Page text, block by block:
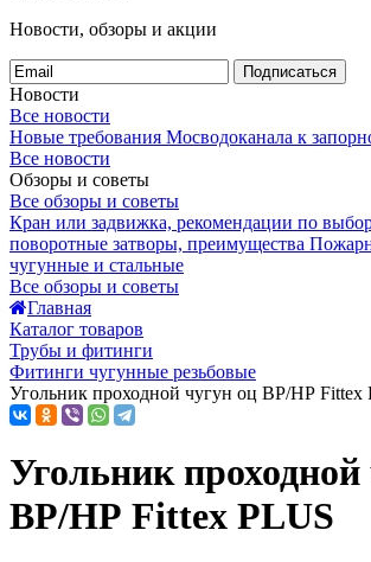
Новости, обзоры и акции
Подписаться
Новости
Все новости
Новые требования Мосводоканала к
Все новости
Обзоры и советы
Все обзоры и советы
Кран или задвижка, рекомендации по
поворотные затворы, преимущества
чугунные и стальные
Все обзоры и советы
Главная
Каталог товаров
Трубы и фитинги
Фитинги чугунные резьбовые
Угольник проходной чугун оц ВР/НР Fittex
Угольник проходной
ВР/НР Fittex PLUS